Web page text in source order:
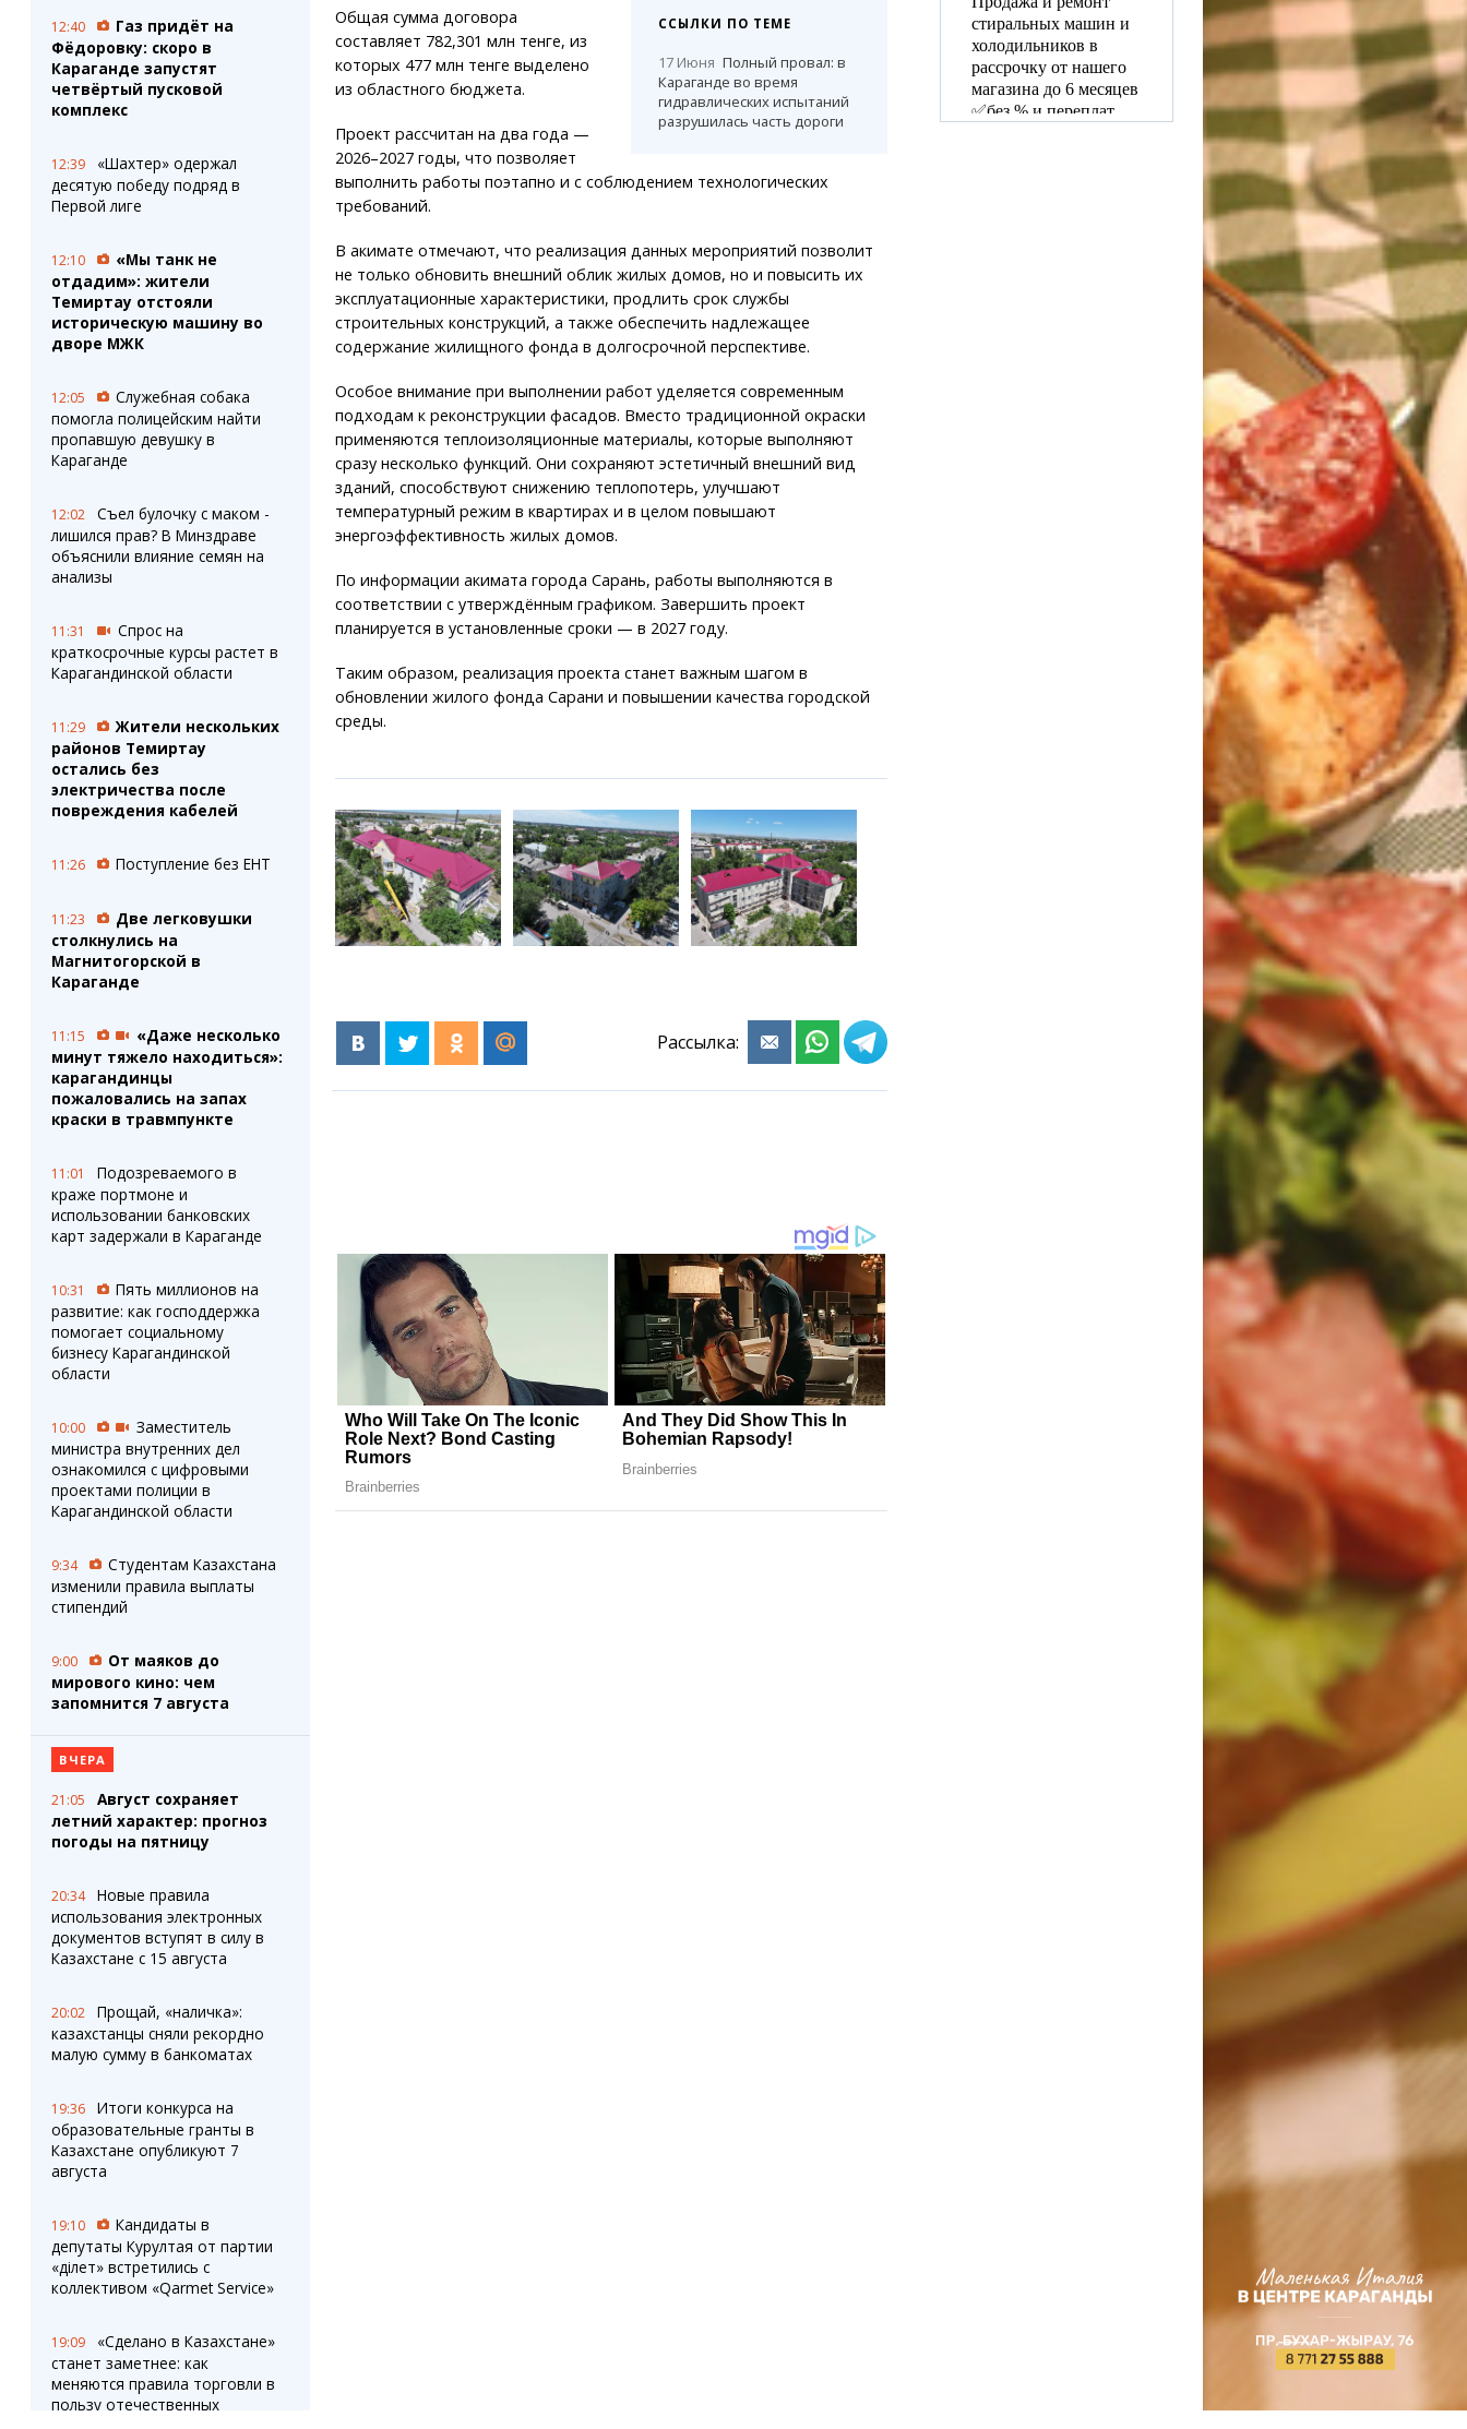
12:40
Газ придёт на
Фёдоровку: скоро в
Караганде запустят
четвёртый пусковой
комплекс
12:39
«Шахтер» одержал
десятую победу подряд в
Первой лиге
12:10
«Мы танк не
отдадим»: жители
Темиртау отстояли
историческую машину во
дворе МЖК
12:05
Служебная собака
помогла полицейским найти
пропавшую девушку в
Караганде
12:02
Съел булочку с маком -
лишился прав? В Минздраве
объяснили влияние семян на
анализы
11:31
Спрос на
краткосрочные курсы растет в
Карагандинской области
11:29
Жители нескольких
районов Темиртау
остались без
электричества после
повреждения кабелей
11:26 Поступление без ЕНТ
11:23
Две легковушки
столкнулись на
Магнитогорской в
Караганде
11:15
«Даже несколько
минут тяжело находиться»:
карагандинцы
пожаловались на запах
краски в травмпункте
11:01
Подозреваемого в
краже портмоне и
использовании банковских
карт задержали в Караганде
10:31
Пять миллионов на
развитие: как господдержка
помогает социальному
бизнесу Карагандинской
области
10:00
Заместитель
министра внутренних дел
ознакомился с цифровыми
проектами полиции в
Карагандинской области
9:34
Студентам Казахстана
изменили правила выплаты
стипендий
9:00
От маяков до
мирового кино: чем
запомнится 7 августа
ВЧЕРА
21:05
Август сохраняет
летний характер: прогноз
погоды на пятницу
20:34
Новые правила
использования электронных
документов вступят в силу в
Казахстане с 15 августа
20:02
Прощай, «наличка»:
казахстанцы сняли рекордно
малую сумму в банкоматах
19:36
Итоги конкурса на
образовательные гранты в
Казахстане опубликуют 7
августа
19:10
Кандидаты в
депутаты Курултая от партии
«Әділет» встретились с
коллективом «Qarmet Service»
19:09
«Сделано в Казахстане»
станет заметнее: как
меняются правила торговли в
пользу отечественных
ССЫЛКИ ПО ТЕМЕ
17 Июня Полный провал: в
Караганде во время
гидравлических испытаний
разрушилась часть дороги
Общая сумма договора
составляет 782,301 млн тенге, из
которых 477 млн тенге выделено
из областного бюджета.
Проект рассчитан на два года —
2026–2027 годы, что позволяет
выполнить работы поэтапно и с соблюдением технологических
требований.
В акимате отмечают, что реализация данных мероприятий позволит
не только обновить внешний облик жилых домов, но и повысить их
эксплуатационные характеристики, продлить срок службы
строительных конструкций, а также обеспечить надлежащее
содержание жилищного фонда в долгосрочной перспективе.
Особое внимание при выполнении работ уделяется современным
подходам к реконструкции фасадов. Вместо традиционной окраски
применяются теплоизоляционные материалы, которые выполняют
сразу несколько функций. Они сохраняют эстетичный внешний вид
зданий, способствуют снижению теплопотерь, улучшают
температурный режим в квартирах и в целом повышают
энергоэффективность жилых домов.
По информации акимата города Сарань, работы выполняются в
соответствии с утверждённым графиком. Завершить проект
планируется в установленные сроки — в 2027 году.
Таким образом, реализация проекта станет важным шагом в
обновлении жилого фонда Сарани и повышении качества городской
среды.
Рассылка: